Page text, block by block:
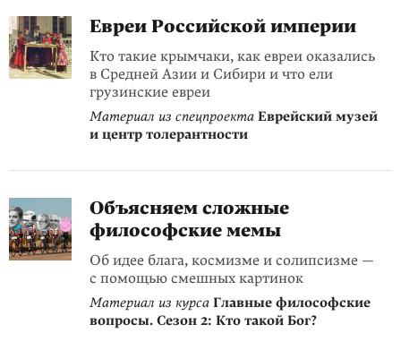
Евреи Российской империи
Кто такие крымчаки, как евреи оказались
в Средней Азии и Сибири и что ели
грузинские евреи
Материал из спецпроекта Еврейский музей
и центр толерантности
Объясняем сложные
философские мемы
Об идее блага, космизме и солипсизме —
с помощью смешных картинок
Материал из курса Главные философские
вопросы. Сезон 2: Кто такой Бог?